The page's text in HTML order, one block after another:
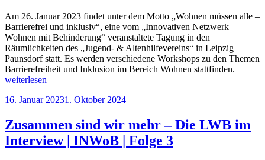
Am 26. Januar 2023 findet unter dem Motto „Wohnen müssen alle –
Barrierefrei und inklusiv“, eine vom „Innovativen Netzwerk
Wohnen mit Behinderung“ veranstaltete Tagung in den
Räumlichkeiten des „Jugend- & Altenhilfevereins“ in Leipzig –
Paunsdorf statt. Es werden verschiedene Workshops zu den Themen
Barrierefreiheit und Inklusion im Bereich Wohnen stattfinden.
und
weiterlesen
Veröffentlicht
16. Januar 20231. Oktober 2024
Zusammen sind wir mehr – Die LWB im
Interview | INWoB | Folge 3